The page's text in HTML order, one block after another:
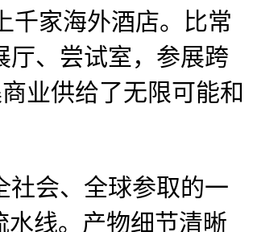
千家海外酒店。比常
厅、尝试室，参展跨
业供给了无限可能和
会、全球参取的一
水线。产物细节清晰